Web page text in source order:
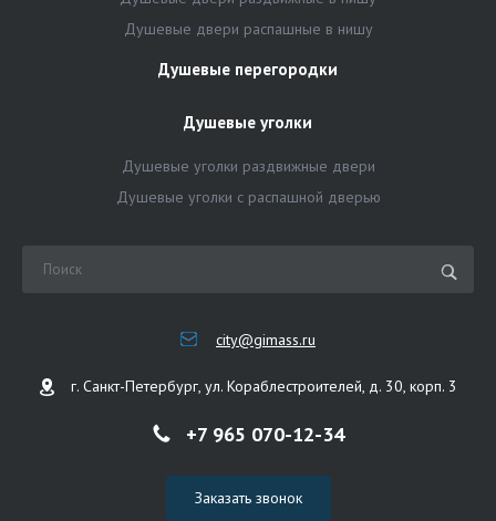
Душевые двери распашные в нишу
Душевые перегородки
Душевые уголки
Душевые уголки раздвижные двери
Душевые уголки с распашной дверью
city@gimass.ru
г. Санкт-Петербург, ул. Кораблестроителей, д. 30, корп. 3
+7 965 070-12-34
Заказать звонок